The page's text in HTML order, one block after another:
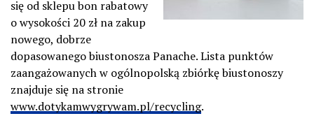
się od sklepu bon rabatowy
o wysokości 20 zł na zakup
nowego, dobrze
dopasowanego biustonosza Panache. Lista punktów
zaangażowanych w ogólnopolską zbiórkę biustonoszy
znajduje się na stronie
www.dotykamwygrywam.pl/recycling.